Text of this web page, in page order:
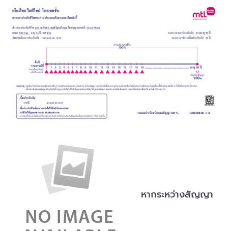
หากระหว่างสัญญา